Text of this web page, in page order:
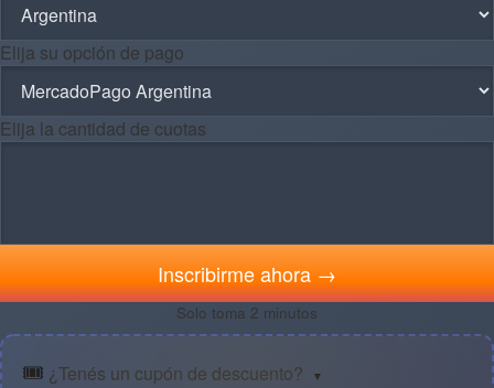
Elija su opción de pago
Elija la cantidad de cuotas
Inscribirme ahora →
Solo toma 2 minutos
🎟️ ¿Tenés un cupón de descuento? ▼